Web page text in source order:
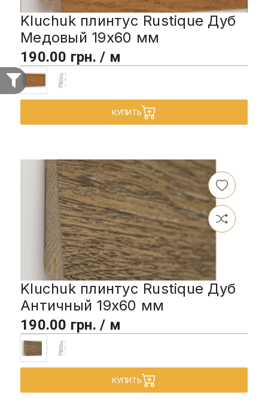
Kluchuk плинтус Rustique Дуб
Медовый 19х60 мм
190.00 грн. / м
КУПИТЬ
Kluchuk плинтус Rustique Дуб
Античный 19х60 мм
190.00 грн. / м
КУПИТЬ